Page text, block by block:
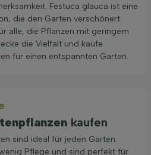
Festuca glauca ist eine
die den Garten verschönert.
alle, die Pflanzen mit geringem
die Vielfalt und kaufe
für einen entspannten Garten.
kaufen
sind ideal für jeden Garten.
Pflege und sind perfekt für